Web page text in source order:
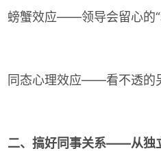
螃蟹效应——领导会留心的“
同态心理效应——看不透的
二、搞好同事关系——从独